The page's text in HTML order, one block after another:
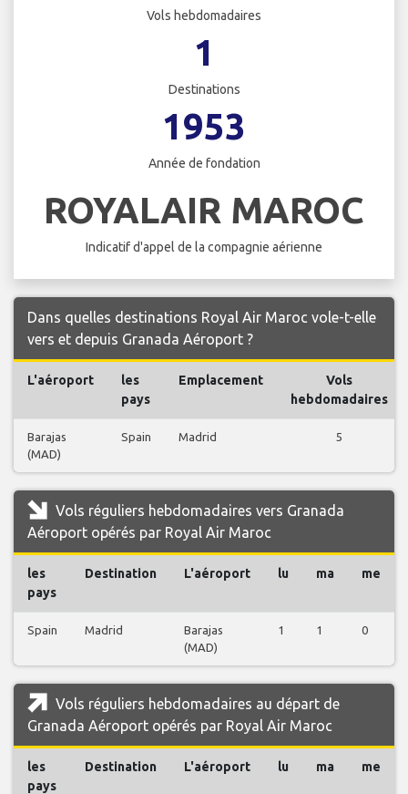
Vols hebdomadaires
1
Destinations
1953
Année de fondation
ROYALAIR MAROC
Indicatif d'appel de la compagnie aérienne
Dans quelles destinations Royal Air Maroc vole-t-elle
vers et depuis Granada Aéroport ?
L'aéroport
les
pays
Emplacement
Vols
hebdomadaires
Barajas
(MAD)
Spain Madrid 5
Vols réguliers hebdomadaires vers Granada
Aéroport opérés par Royal Air Maroc
les
pays
Destination L'aéroport lu ma me
Spain Madrid
Barajas
(MAD)
1 1 0
Vols réguliers hebdomadaires au départ de
Granada Aéroport opérés par Royal Air Maroc
les
pays
Destination L'aéroport lu ma me